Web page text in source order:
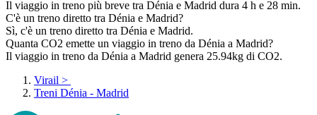
Il viaggio in treno più breve tra Dénia e Madrid dura 4 h e 28 min.
C'è un treno diretto tra Dénia e Madrid?
Sì, c'è un treno diretto tra Dénia e Madrid.
Quanta CO2 emette un viaggio in treno da Dénia a Madrid?
Il viaggio in treno da Dénia a Madrid genera 25.94kg di CO2.
Virail >
Treni Dénia - Madrid